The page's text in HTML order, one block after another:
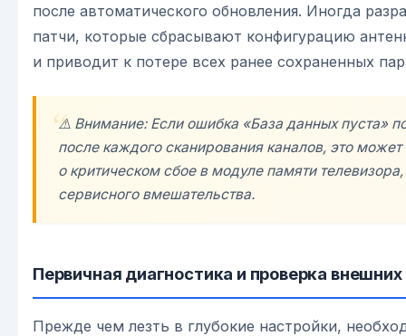
после автоматического обновления. Иногда
патчи, которые сбрасывают конфигурацию
и приводит к потере всех ранее сохраненных
⚠️ Внимание: Если ошибка «База данных пуста»
после каждого сканирования каналов, это может
о критическом сбое в модуле памяти
сервисного вмешательства.
Первичная диагностика и проверка
Прежде чем лезть в глубокие настройки,